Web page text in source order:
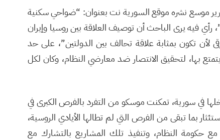
العبد الله بتقرير موسع نشره موقع السورية نت بعنوان: “ضواحي سكنية
رأي فيه يرى الباحث أن توصيف العلاقة بين روسيا وإيران
لأن تكون بمثابة علاقة تحالف بين الدولتين”، على حد
بها، لتحقيق الانتصار ضد معارضي النظام، وكان لكل
في سورية، تمكنت موسكو من التفرد بالفرص الكبرى في
بما تبقى من الفرص التي لم تطالها الأيادي الروسية،
حكومة النظام، وتنفيذ تلك المشاريع بالتشارك مع